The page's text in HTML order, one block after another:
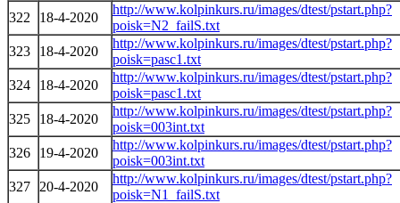
322
18-4-2020
http://www.kolpinkurs.ru/images/dtest/pstart.php?
poisk=N2_failS.txt
323
18-4-2020
http://www.kolpinkurs.ru/images/dtest/pstart.php?
poisk=pasc1.txt
324
18-4-2020
http://www.kolpinkurs.ru/images/dtest/pstart.php?
poisk=pasc1.txt
325
18-4-2020
http://www.kolpinkurs.ru/images/dtest/pstart.php?
poisk=003int.txt
326
19-4-2020
http://www.kolpinkurs.ru/images/dtest/pstart.php?
poisk=003int.txt
327
20-4-2020
http://www.kolpinkurs.ru/images/dtest/pstart.php?
poisk=N1_failS.txt